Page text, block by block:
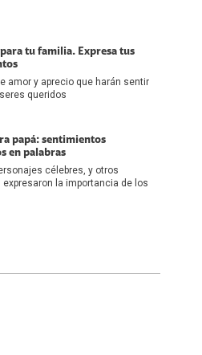
tu familia. Expresa tus
amor y aprecio que harán sentir
queridos
papá: sentimientos
en palabras
célebres, y otros
expresaron la importancia de los